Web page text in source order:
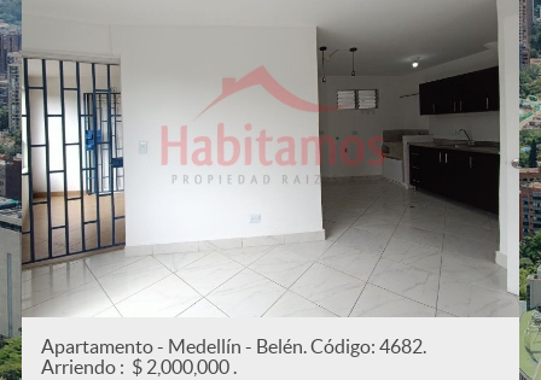
Apartamento - Medellín - San Joaquín. Código: 5382.
Arriendo : $ 2,200,000 .